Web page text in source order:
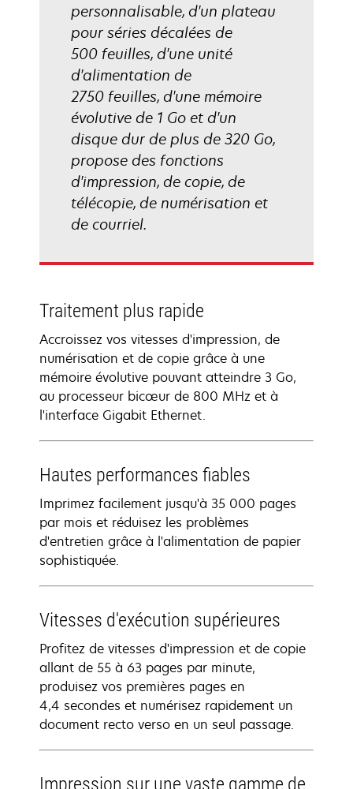
personnalisable, d'un plateau
pour séries décalées de
500 feuilles, d'une unité
d'alimentation de
2750 feuilles, d'une mémoire
évolutive de 1 Go et d'un
disque dur de plus de 320 Go,
propose des fonctions
d'impression, de copie, de
télécopie, de numérisation et
de courriel.
Traitement plus rapide
Accroissez vos vitesses d'impression, de
numérisation et de copie grâce à une
mémoire évolutive pouvant atteindre 3 Go,
au processeur bicœur de 800 MHz et à
l'interface Gigabit Ethernet.
Hautes performances fiables
Imprimez facilement jusqu'à 35 000 pages
par mois et réduisez les problèmes
d'entretien grâce à l'alimentation de papier
sophistiquée.
Vitesses d'exécution supérieures
Profitez de vitesses d'impression et de copie
allant de 55 à 63 pages par minute,
produisez vos premières pages en
4,4 secondes et numérisez rapidement un
document recto verso en un seul passage.
Impression sur une vaste gamme de